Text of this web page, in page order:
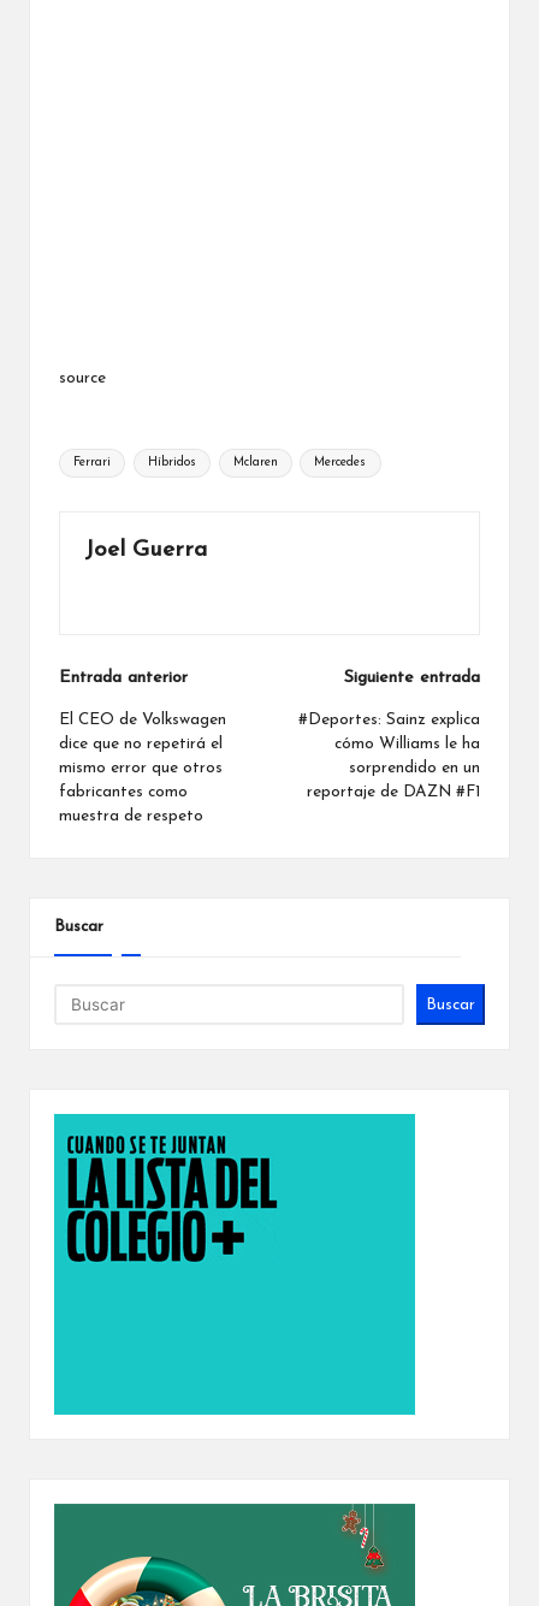
source
Etiquetas:
Ferrari Híbridos Mclaren Mercedes
Joel Guerra
Navegación
de
entradas
Entrada anterior
El CEO de Volkswagen
dice que no repetirá el
mismo error que otros
fabricantes como
muestra de respeto
Siguiente entrada
#Deportes: Sainz explica
cómo Williams le ha
sorprendido en un
reportaje de DAZN #F1
Buscar
Buscar